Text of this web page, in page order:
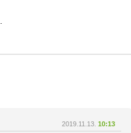
2019.11.13. 10:13